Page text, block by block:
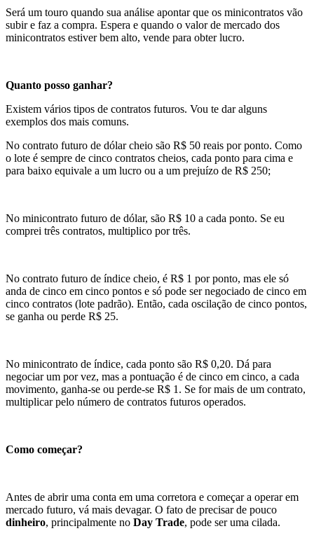
Será um touro quando sua análise apontar que os minicontratos vão
subir e faz a compra. Espera e quando o valor de mercado dos
minicontratos estiver bem alto, vende para obter lucro.
Quanto posso ganhar?
Existem vários tipos de contratos futuros. Vou te dar alguns
exemplos dos mais comuns.
No contrato futuro de dólar cheio são R$ 50 reais por ponto. Como
o lote é sempre de cinco contratos cheios, cada ponto para cima e
para baixo equivale a um lucro ou a um prejuízo de R$ 250;
No minicontrato futuro de dólar, são R$ 10 a cada ponto. Se eu
comprei três contratos, multiplico por três.
No contrato futuro de índice cheio, é R$ 1 por ponto, mas ele só
anda de cinco em cinco pontos e só pode ser negociado de cinco em
cinco contratos (lote padrão). Então, cada oscilação de cinco pontos,
se ganha ou perde R$ 25.
No minicontrato de índice, cada ponto são R$ 0,20. Dá para
negociar um por vez, mas a pontuação é de cinco em cinco, a cada
movimento, ganha-se ou perde-se R$ 1. Se for mais de um contrato,
multiplicar pelo número de contratos futuros operados.
Como começar?
Antes de abrir uma conta em uma corretora e começar a operar em
mercado futuro, vá mais devagar. O fato de precisar de pouco
dinheiro, principalmente no Day Trade, pode ser uma cilada.